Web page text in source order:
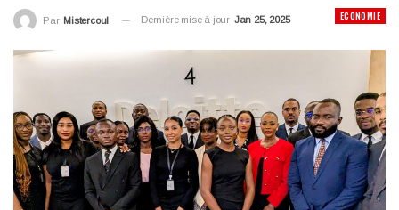
ECONOMIE
Par Mistercoul Dernière mise à jour Jan 25, 2025